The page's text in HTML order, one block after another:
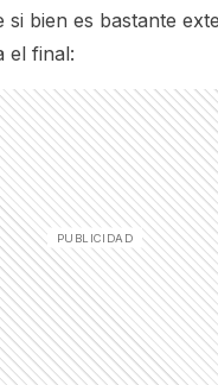
si bien es bastante
el final: